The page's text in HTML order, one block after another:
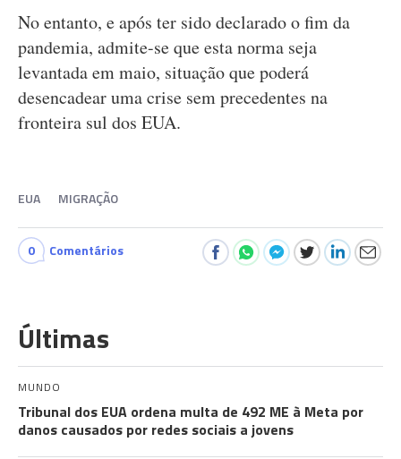
No entanto, e após ter sido declarado o fim da
pandemia, admite-se que esta norma seja
levantada em maio, situação que poderá
desencadear uma crise sem precedentes na
fronteira sul dos EUA.
EUA MIGRAÇÃO
0 Comentários
Últimas
MUNDO
Tribunal dos EUA ordena multa de 492 ME à Meta por
danos causados por redes sociais a jovens